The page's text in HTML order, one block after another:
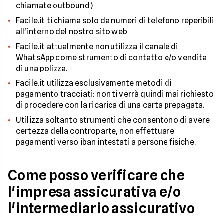
chiamate outbound)
Facile.it ti chiama solo da numeri di telefono reperibili
all'interno del nostro sito web
Facile.it attualmente non utilizza il canale di
WhatsApp come strumento di contatto e/o vendita
di una polizza.
Facile.it utilizza esclusivamente metodi di
pagamento tracciati: non ti verrà quindi mai richiesto
di procedere con la ricarica di una carta prepagata.
Utilizza soltanto strumenti che consentono di avere
certezza della controparte, non effettuare
pagamenti verso iban intestati a persone fisiche.
Come posso verificare che
l'impresa assicurativa e/o
l'intermediario assicurativo